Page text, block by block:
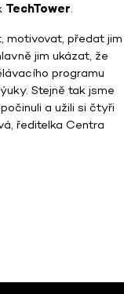
TechTower.
motivovat, předat jim
jim ukázat, že
programu
Stejně tak jsme
a užili si čtyři
ředitelka Centra